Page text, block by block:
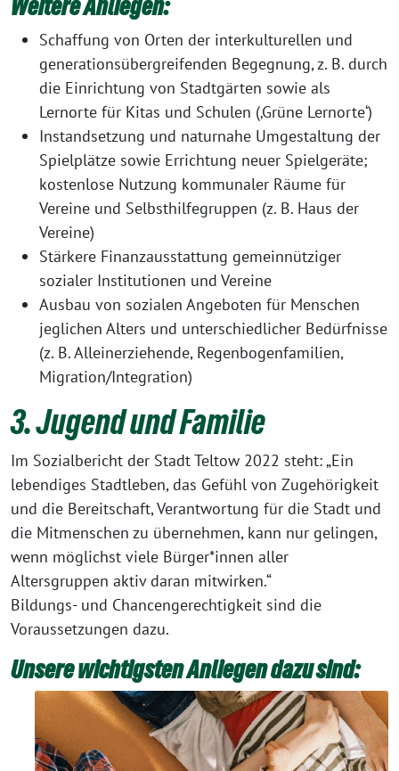
Weitere Anliegen:
Schaffung von Orten der interkulturellen und
generationsübergreifenden Begegnung, z. B. durch
die Einrichtung von Stadtgärten sowie als
Lernorte für Kitas und Schulen (‚Grüne Lernorte‘)
Instandsetzung und naturnahe Umgestaltung der
Spielplätze sowie Errichtung neuer Spielgeräte;
kostenlose Nutzung kommunaler Räume für
Vereine und Selbsthilfegruppen (z. B. Haus der
Vereine)
Stärkere Finanzausstattung gemeinnütziger
sozialer Institutionen und Vereine
Ausbau von sozialen Angeboten für Menschen
jeglichen Alters und unterschiedlicher Bedürfnisse
(z. B. Alleinerziehende, Regenbogenfamilien,
Migration/Integration)
3. Jugend und Familie
Im Sozialbericht der Stadt Teltow 2022 steht: „Ein
lebendiges Stadtleben, das Gefühl von Zugehörigkeit
und die Bereitschaft, Verantwortung für die Stadt und
die Mitmenschen zu übernehmen, kann nur gelingen,
wenn möglichst viele Bürger*innen aller
Altersgruppen aktiv daran mitwirken.“
Bildungs- und Chancengerechtigkeit sind die
Voraussetzungen dazu.
Unsere wichtigsten Anliegen dazu sind: